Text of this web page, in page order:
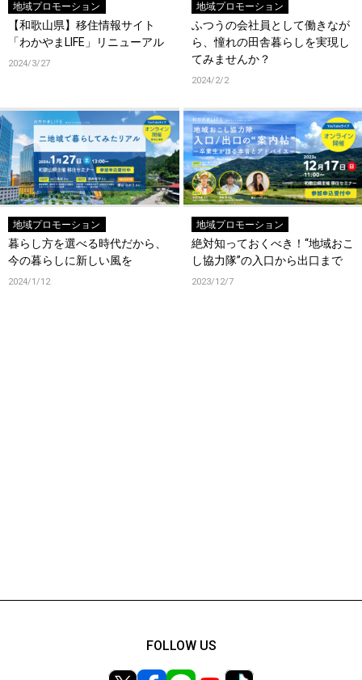
地域プロモーション
【和歌山県】移住情報サイト
「わかやまLIFE」リニューアル
2024/3/27
地域プロモーション
ふつうの会社員として働きなが
ら、憧れの田舎暮らしを実現し
てみませんか？
2024/2/2
地域プロモーション
暮らし方を選べる時代だから、
今の暮らしに新しい風を
2024/1/12
地域プロモーション
絶対知っておくべき！“地域おこ
し協力隊”の入口から出口まで
2023/12/7
FOLLOW US